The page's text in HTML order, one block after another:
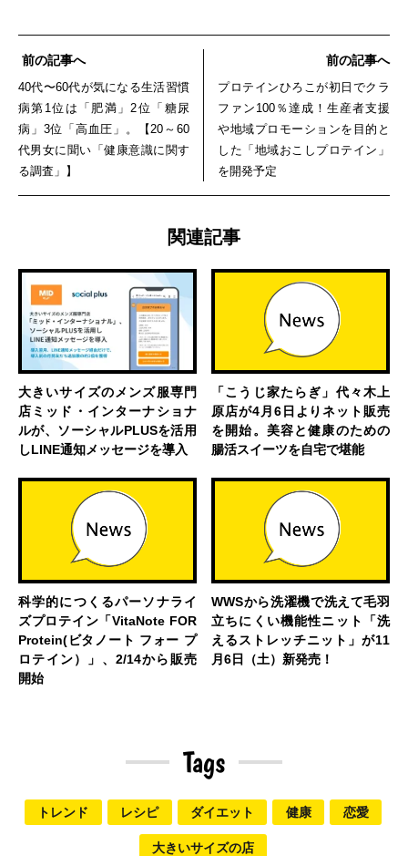
前の記事へ
40代〜60代が気になる生活習慣
病第1位は「肥満」2位「糖尿
病」3位「高血圧」。【20～60
代男女に聞い「健康意識に関す
る調査」】
前の記事へ
プロテインひろこが初日でクラ
ファン100％達成！生産者支援
や地域プロモーションを目的と
した「地域おこしプロテイン」
を開発予定
関連記事
大きいサイズのメンズ服専門
店ミッド・インターナショナ
ルが、ソーシャルPLUSを活用
しLINE通知メッセージを導入
「こうじ家たらぎ」代々木上
原店が4月6日よりネット販売
を開始。美容と健康のための
腸活スイーツを自宅で堪能
科学的につくるパーソナライ
ズプロテイン「VitaNote FOR
Protein(ビタノート フォー プ
ロテイン）」、2/14から販売
開始
WWSから洗濯機で洗えて毛羽
立ちにくい機能性ニット「洗
えるストレッチニット」が11
月6日（土）新発売！
Tags
トレンド レシピ ダイエット 健康 恋愛
大きいサイズの店